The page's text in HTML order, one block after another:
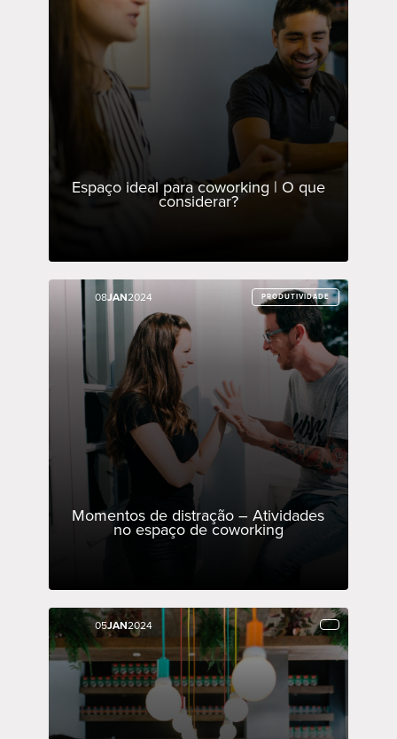
Espaço ideal para coworking | O que
considerar?
08JAN2024 PRODUTIVIDADE
Momentos de distração – Atividades
no espaço de coworking
08JAN2024 PRODUTIVIDADE
05JAN2024
05JAN2024